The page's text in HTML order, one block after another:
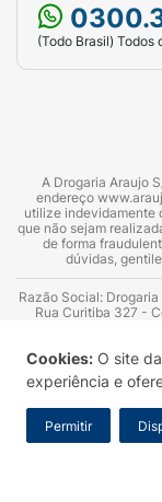
Cookies: O site
experiência e
Permitir
(Todo Brasil) Todos
A Drogaria Araujo
endereço
utilize indevidamente
que não sejam
de forma
dúvidas,
Razão Social:
Rua Curitiba 327 -
Azevedo Guimarães –
Consultor
Sanitário: